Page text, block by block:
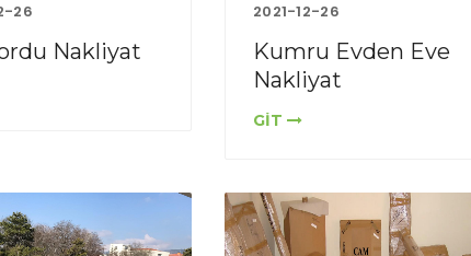
26
Nakliyat
2021-12-26
Kumru Evden Eve
Nakliyat
GİT